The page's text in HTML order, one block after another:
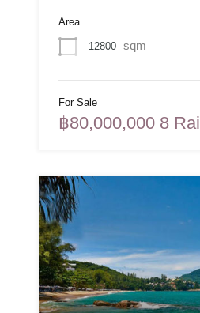
Area
12800 sqm
For Sale
฿80,000,000 8 Rai